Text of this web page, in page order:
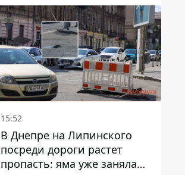
15:52
В Днепре на Липинского
посреди дороги растет
пропасть: яма уже заняла